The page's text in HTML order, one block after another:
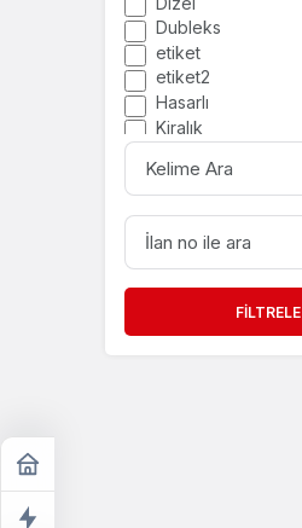
Dubleks
etiket
etiket2
Hasarlı
Kiralık
Otomatik
Otomatik Vites
Remote
Tam Zamanlı
KELIME
ARA
İLAN
ARA
FILTRELE